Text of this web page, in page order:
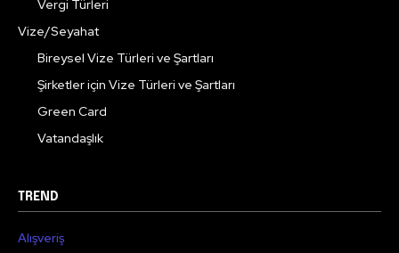
Vergi Türleri
Vize/Seyahat
Bireysel Vize Türleri ve Şartları
Şirketler için Vize Türleri ve Şartları
Green Card
Vatandaşlık
TREND
Alışveriş